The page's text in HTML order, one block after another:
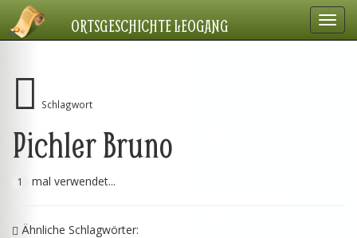
ORTSGESCHICHTE LEOGANG
Schlagwort
Pichler Bruno
1 mal verwendet...
Ähnliche Schlagwörter: